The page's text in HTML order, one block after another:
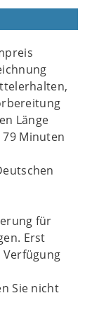
Länge
Minuten
für
Erst
Sie nicht